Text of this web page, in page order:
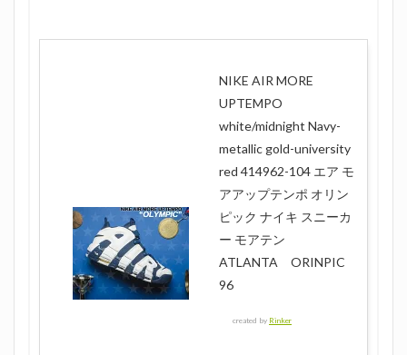
NIKE AIR MORE
UPTEMPO
white/midnight Navy-
metallic gold-university
red 414962-104 エア モ
アアップテンポ オリン
ピック ナイキ スニーカ
ー モアテン
ATLANTA ORINPIC
96
created by Rinker